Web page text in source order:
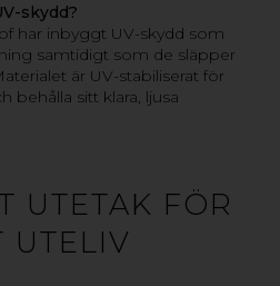
skydd?
har inbyggt UV-skydd som
samtidigt som de släpper
är UV-stabiliserat för
behålla sitt klara, ljusa
UTETAK FÖR
UTELIV